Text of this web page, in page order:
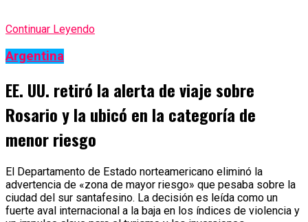
Continuar Leyendo
Argentina
EE. UU. retiró la alerta de viaje sobre
Rosario y la ubicó en la categoría de
menor riesgo
El Departamento de Estado norteamericano eliminó la
advertencia de «zona de mayor riesgo» que pesaba sobre la
ciudad del sur santafesino. La decisión es leída como un
fuerte aval internacional a la baja en los índices de violencia y